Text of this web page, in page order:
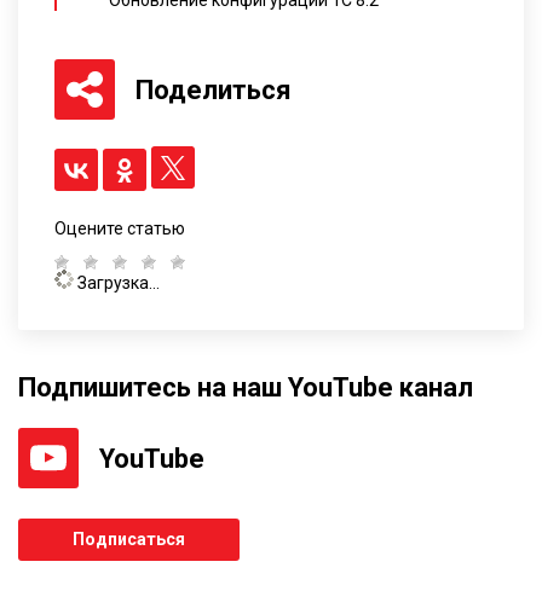
Поделиться
Оцените статью
Загрузка...
Подпишитесь на наш YouTube канал
YouTube
Подписаться